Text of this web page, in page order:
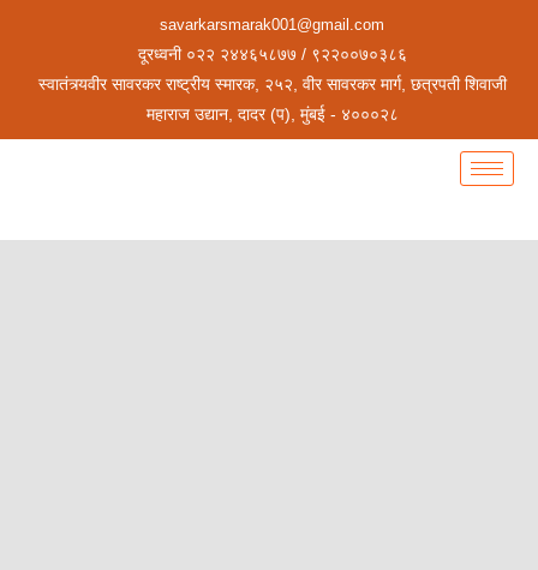
savarkarsmarak001@gmail.com
दूरध्वनी ०२२ २४४६५८७७ / ९२२००७०३८६
स्वातंत्र्यवीर सावरकर राष्ट्रीय स्मारक, २५२, वीर सावरकर मार्ग, छत्रपती शिवाजी
महाराज उद्यान, दादर (प), मुंबई - ४०००२८